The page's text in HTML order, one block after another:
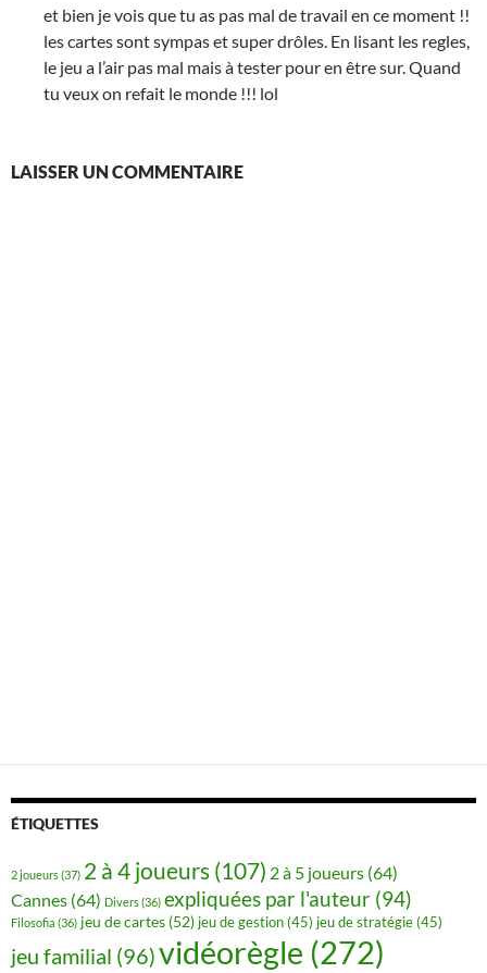
et bien je vois que tu as pas mal de travail en ce moment !!
les cartes sont sympas et super drôles. En lisant les regles,
le jeu a l’air pas mal mais à tester pour en être sur. Quand
tu veux on refait le monde !!! lol
LAISSER UN COMMENTAIRE
ÉTIQUETTES
2 joueurs(37) 2 à 4 joueurs (107) 2 à 5 joueurs (64)
Cannes (64) Divers(36) expliquées par l'auteur (94)
Filosofia (36) jeu de cartes (52) jeu de gestion (45) jeu de stratégie (45)
jeu familial (96)vidéorègle (272)